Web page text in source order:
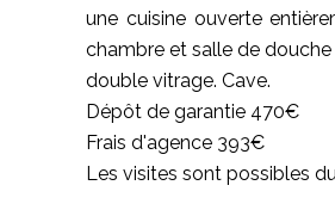
une cuisine ouverte
chambre et salle de
double vitrage. Cave.
Dépôt de garantie 470€
Frais d'agence 393€
Les visites sont possibles